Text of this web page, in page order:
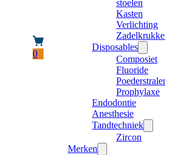
0
stoelen
Kasten
Verlichting
Zadelkrukken
Disposables
Composiet
Fluoride
Poederstraler
Prophylaxe
Endodontie
Anesthesie
Tandtechniek
Zircon
Merken